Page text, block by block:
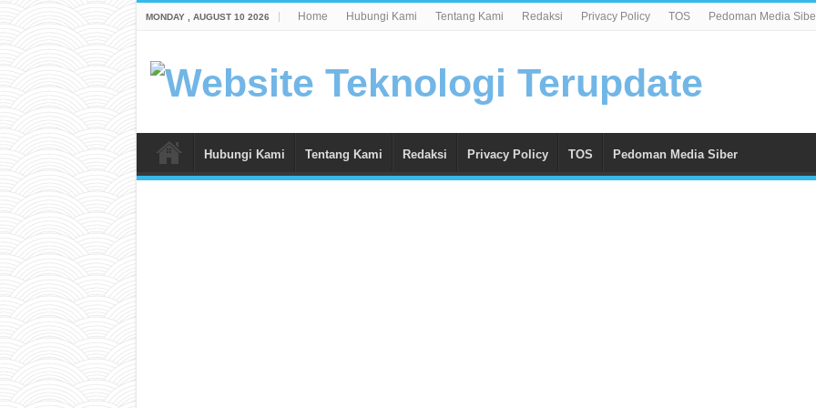
MONDAY , AUGUST 10 2026 Home Hubungi Kami Tentang Kami Redaksi Privacy Policy TOS Pedoman Media
Hubungi Kami Tentang Kami Redaksi Privacy Policy TOS Pedoman Media Siber